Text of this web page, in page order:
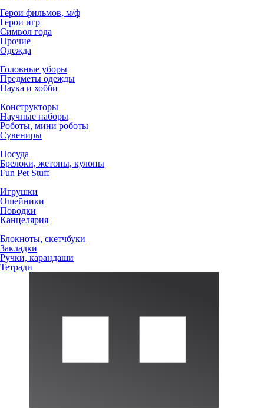
Герои фильмов, м/ф
Герои игр
Символ года
Прочие
Одежда
Головные уборы
Предметы одежды
Наука и хобби
Конструкторы
Научные наборы
Роботы, мини роботы
Сувениры
Посуда
Брелоки, жетоны, кулоны
Fun Pet Stuff
Игрушки
Ошейники
Поводки
Канцелярия
Блокноты, скетчбуки
Закладки
Ручки, карандаши
Тетради